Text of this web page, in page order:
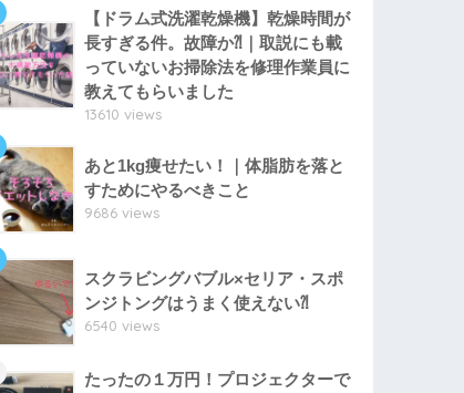
【ドラム式洗濯乾燥機】乾燥時間が
長すぎる件。故障か⁈｜取説にも載
っていないお掃除法を修理作業員に
教えてもらいました
13610 views
あと1kg痩せたい！｜体脂肪を落と
すためにやるべきこと
9686 views
スクラビングバブル×セリア・スポ
ンジトングはうまく使えない⁈
6540 views
たったの１万円！プロジェクターで